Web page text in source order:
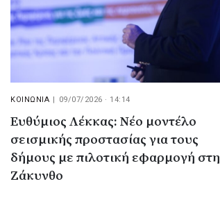
ΚΟΙΝΩΝΙΑ | 09/07/2026 · 14:14
Ευθύμιος Λέκκας: Νέο μοντέλο
σεισμικής προστασίας για τους
δήμους με πιλοτική εφαρμογή στη
Ζάκυνθο